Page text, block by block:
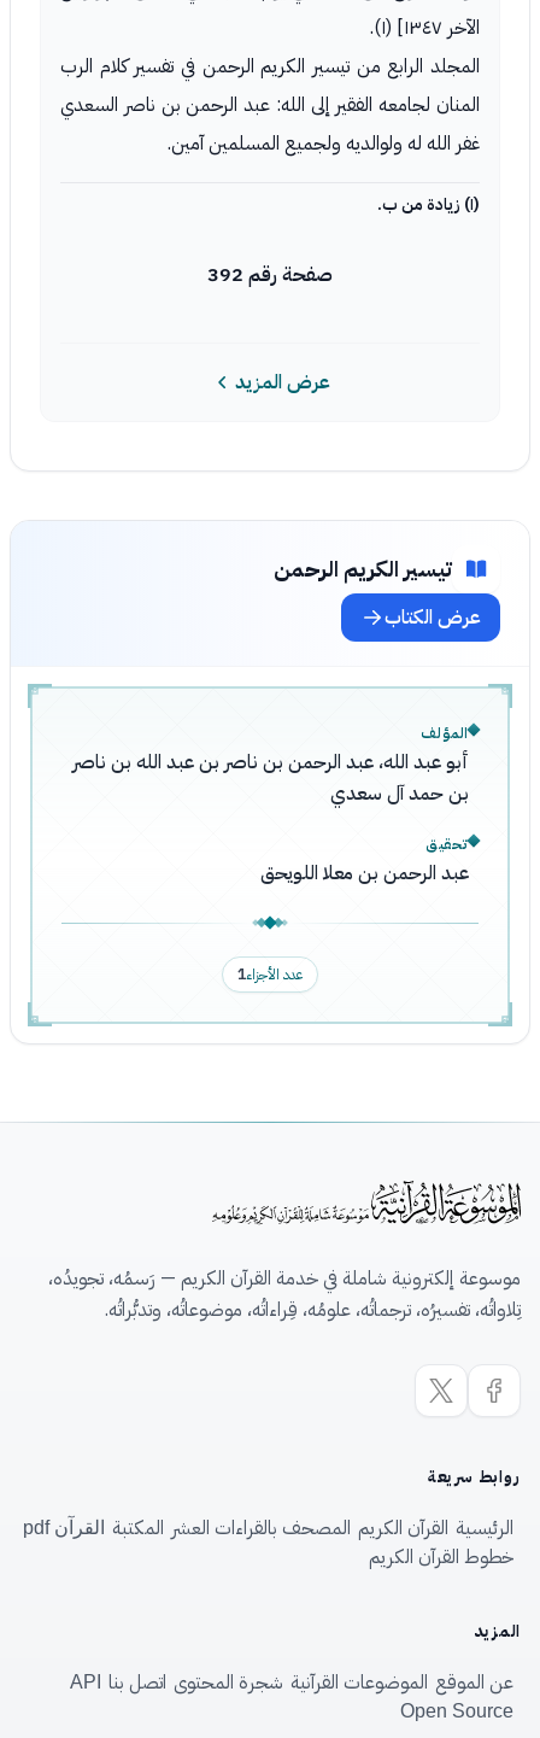
الآخر ١٣٤٧] (١).
المجلد الرابع من تيسير الكريم الرحمن في تفسير كلام الرب
المنان لجامعه الفقير إلى الله: عبد الرحمن بن ناصر السعدي
غفر الله له ولوالديه ولجميع المسلمين آمين.
(١) زيادة من ب.
صفحة رقم 392
عرض المزيد
تيسير الكريم الرحمن
عرض الكتاب
المؤلف
أبو عبد الله، عبد الرحمن بن ناصر بن عبد الله بن ناصر
بن حمد آل سعدي
تحقيق
عبد الرحمن بن معلا اللويحق
عدد الأجزاء1
موسوعة إلكترونية شاملة في خدمة القرآن الكريم — رَسمُه، تجويدُه،
تِلاواتُه، تفسيرُه، ترجماتُه، علومُه، قِراءاتُه، موضوعاتُه، وتدبُّراتُه.
روابط سريعة
الرئيسية القرآن الكريم المصحف بالقراءات العشر المكتبة القرآن pdf
خطوط القرآن الكريم
المزيد
عن الموقع الموضوعات القرآنية شجرة المحتوى اتصل بنا
API
Open Source